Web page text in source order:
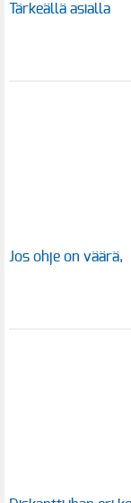
Tärkeällä asialla
Jos ohje on